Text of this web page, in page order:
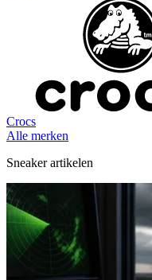
Crocs
Alle merken
Sneaker artikelen